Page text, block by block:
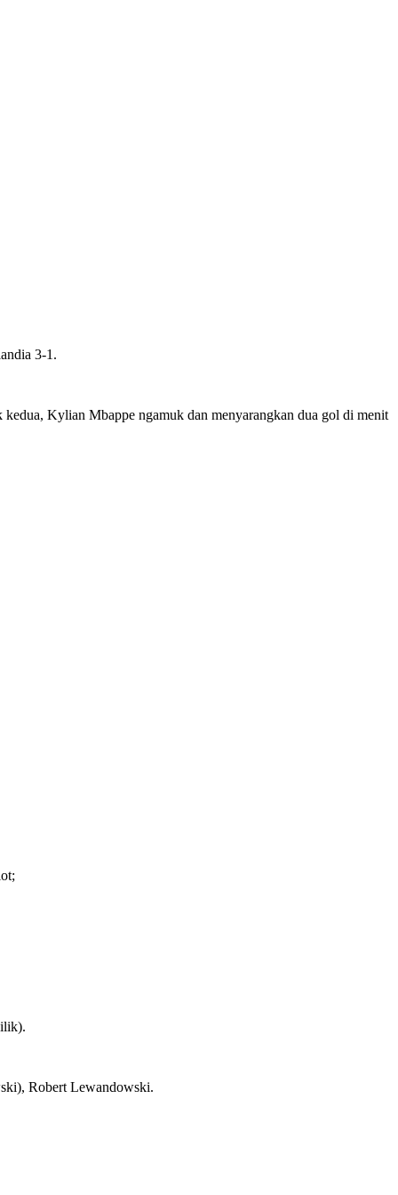
3-1.
Kylian Mbappe ngamuk dan menyarangkan dua gol di menit
Robert Lewandowski.